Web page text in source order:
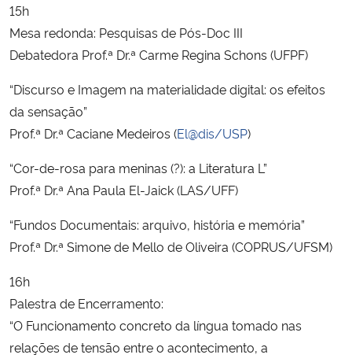
15h
Mesa redonda: Pesquisas de Pós-Doc III
Debatedora Prof.ª Dr.ª Carme Regina Schons (UFPF)
“Discurso e Imagem na materialidade digital: os efeitos
da sensação”
Prof.ª Dr.ª Caciane Medeiros (El@dis/USP)
“Cor-de-rosa para meninas (?): a Literatura L”
Prof.ª Dr.ª Ana Paula El-Jaick (LAS/UFF)
“Fundos Documentais: arquivo, história e memória”
Prof.ª Dr.ª Simone de Mello de Oliveira (COPRUS/UFSM)
16h
Palestra de Encerramento:
“O Funcionamento concreto da língua tomado nas
relações de tensão entre o acontecimento, a